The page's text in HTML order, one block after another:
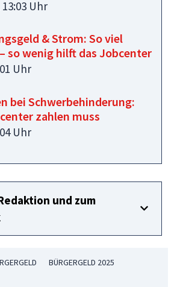
Uhr
& Strom: So viel
so wenig hilft das Jobcenter
Uhr
bei Schwerbehinderung:
zahlen muss
Uhr
und zum
BÜRGERGELD 2025